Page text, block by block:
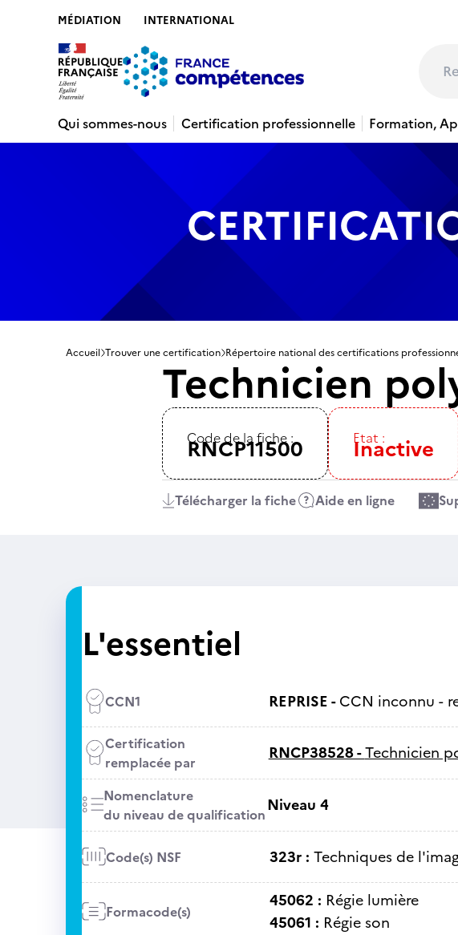
MÉDIATION INTERNATIONAL
Qui sommes-nous
Certification professionnelle Formation,
Accueil Trouver une certification Répertoire national des certifications
Technicien
Code de la fiche :
RNCP11500 Etat :
Inactive
Télécharger la fiche Aide en ligne
L'essentiel
CCN1 REPRISE -CCN inconnu -
Certification
remplacée par
RNCP38528 -Technicien
Nomenclature
du niveau de qualificationNiveau 4
Code(s) NSF 323r : Techniques de
Formacode(s)
45062 : Régie lumière
45061 : Régie son